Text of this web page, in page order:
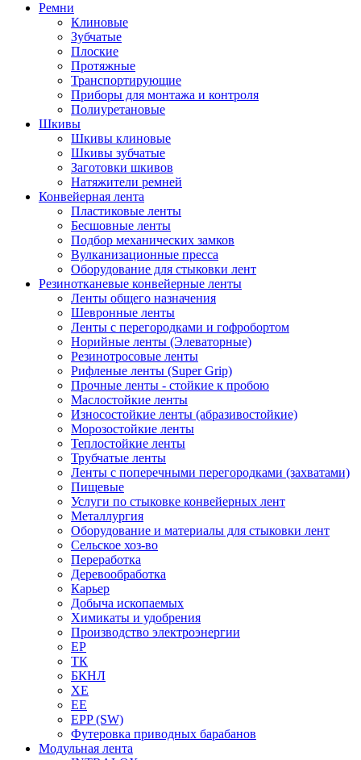
Ремни
Клиновые
Зубчатые
Плоские
Протяжные
Транспортирующие
Приборы для монтажа и контроля
Полиуретановые
Шкивы
Шкивы клиновые
Шкивы зубчатые
Заготовки шкивов
Натяжители ремней
Конвейерная лента
Пластиковые ленты
Бесшовные ленты
Подбор механических замков
Вулканизационные пресса
Оборудование для стыковки лент
Резинотканевые конвейерные ленты
Ленты общего назначения
Шевронные ленты
Ленты с перегородками и гофробортом
Норийные ленты (Элеваторные)
Резинотросовые ленты
Рифленые ленты (Super Grip)
Прочные ленты - стойкие к пробою
Маслостойкие ленты
Износостойкие ленты (абразивостойкие)
Морозостойкие ленты
Теплостойкие ленты
Трубчатые ленты
Ленты с поперечными перегородками (захватами)
Пищевые
Услуги по стыковке конвейерных лент
Металлургия
Оборудование и материалы для стыковки лент
Сельское хоз-во
Переработка
Деревообработка
Карьер
Добыча ископаемых
Химикаты и удобрения
Производство электроэнергии
EP
ТК
БКНЛ
XE
EE
EPP (SW)
Футеровка приводных барабанов
Модульная лента